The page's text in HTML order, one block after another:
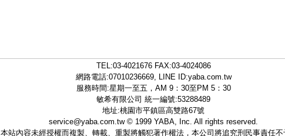
TEL:03-4021676FAX:03-4024086
網路電話:07010236669, LINE ID:yaba.com.tw
服務時間:星期一至五，AM 9：30至PM 5：30
敏希有限公司 統一編號:53288489
地址:桃園市平鎮區高雙路67號
service@yaba.com.tw© 1999 YABA, Inc. All rights reserved.
本站內容未經授權而複製、轉載、重製將觸犯著作權法，本公司將追究刑民事責任不